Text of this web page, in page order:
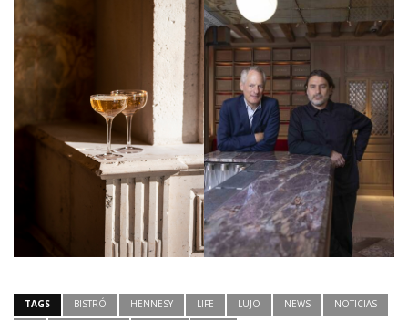
TAGS BISTRÓ HENNESY LIFE LUJO NEWS
NOTICIAS